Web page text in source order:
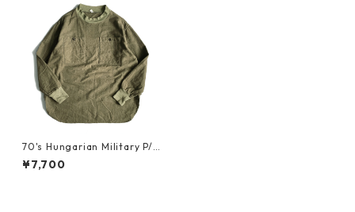
70's Hungarian Military P/O
PKT Shirt_1
¥7,700